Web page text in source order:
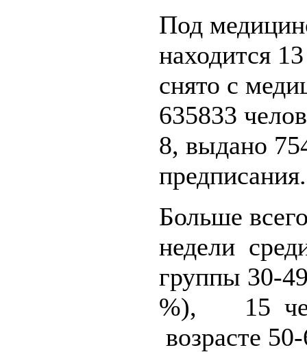
Под
находится
снято с
635833
8, выдано
предписания.
Больше
недели
группы 30-
%), 15
возрасте